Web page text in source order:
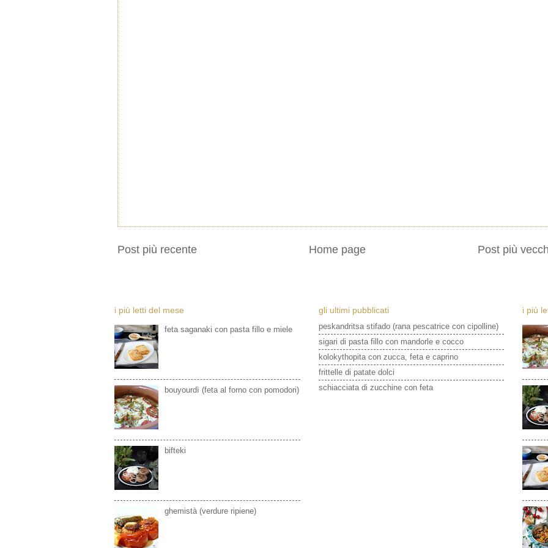
Post più recente Post più
Home page
i più letti del mese
feta saganaki con pasta fillo e miele
bouyourdì (feta al forno con pomodori)
bifteki
ghemistà (verdure ripiene)
gli ultimi pubblicati
peskandritsa stifado (rana pescatrice con cipolline)
sigari di pasta fillo con mandorle e cocco
kolokythopita con zucca, feta e caprino
frittelle di patate dolci
schiacciata di zucchine con feta
i più